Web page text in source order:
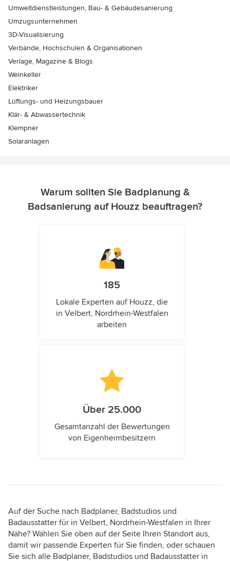
Umweltdienstleistungen, Bau- & Gebäudesanierung
Umzugsunternehmen
3D-Visualisierung
Verbände, Hochschulen & Organisationen
Verlage, Magazine & Blogs
Weinkeller
Elektriker
Lüftungs- und Heizungsbauer
Klär- & Abwassertechnik
Klempner
Solaranlagen
Warum sollten Sie Badplanung &
Badsanierung auf Houzz beauftragen?
185
Lokale Experten auf Houzz, die
in Velbert, Nordrhein-Westfalen
arbeiten
Über 25.000
Gesamtanzahl der Bewertungen
von Eigenheimbesitzern
Auf der Suche nach Badplaner, Badstudios und
Badausstatter für in Velbert, Nordrhein-Westfalen in Ihrer
Nähe? Wählen Sie oben auf der Seite Ihren Standort aus,
damit wir passende Experten für Sie finden, oder schauen
Sie sich alle Badplaner, Badstudios und Badausstatter in